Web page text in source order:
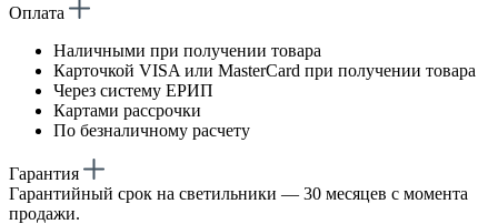
Оплата
Наличными при получении товара
Карточкой VISA или MasterCard при получении товара
Через систему ЕРИП
Картами рассрочки
По безналичному расчету
Гарантия
Гарантийный срок на светильники — 30 месяцев с момента
продажи.